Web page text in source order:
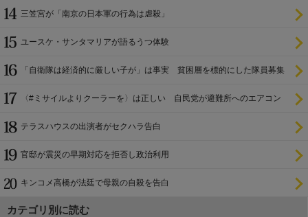
三笠宮が「南京の日本軍の行為は虐殺」
ユースケ・サンタマリアが語るうつ体験
「自衛隊は経済的に厳しい子が」は事実 貧困層を標的にした隊員募集
〈#ミサイルよりクーラーを〉は正しい 自民党が避難所へのエアコン
テラスハウスの出演者がセクハラ告白
官邸が震災の早期対応を拒否し政治利用
キンコメ高橋が法廷で母親の自殺を告白
カテゴリ別に読む